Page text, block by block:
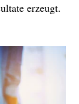
erzeugt.